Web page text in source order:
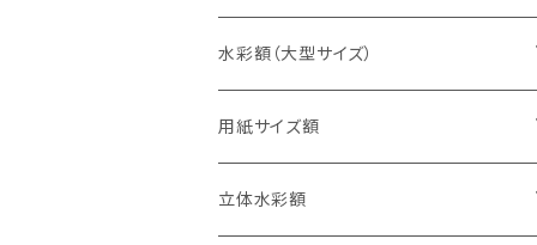
四切判（348×424ミリ）
大衣判（394×509ミリ）
半切判（424×545ミリ）
スケッチ8Ｆ（520×595ミリ）
スケッチ10Ｆ（595×670ミリ）
15cm正方形（150×150ミリ）
20cm正方形（200×200ミリ）
25cm正方形（250×250ミリ）
15×30cm
20×40cm
25×50cm
水彩額（大型サイズ）
大判（660×850ミリ）
MO判（693×893ミリ）
用紙サイズ額
B5判（182×257ミリ）
立体水彩額